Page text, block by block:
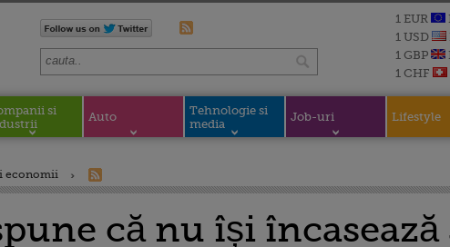
1 EUR
1 USD
1 GBP
1 CHF
si
Auto
Tehnologie si
media
Job-uri Lifestyle
economii
că nu își încasează